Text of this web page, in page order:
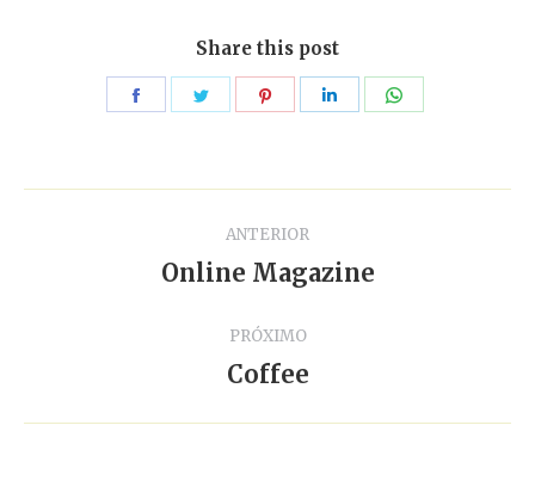
Share this post
CompartilharCompartilharCompartilharCompartilhar
navigation
ANTERIOR
Previous
Online Magazine
PRÓXIMO
Next
Coffee